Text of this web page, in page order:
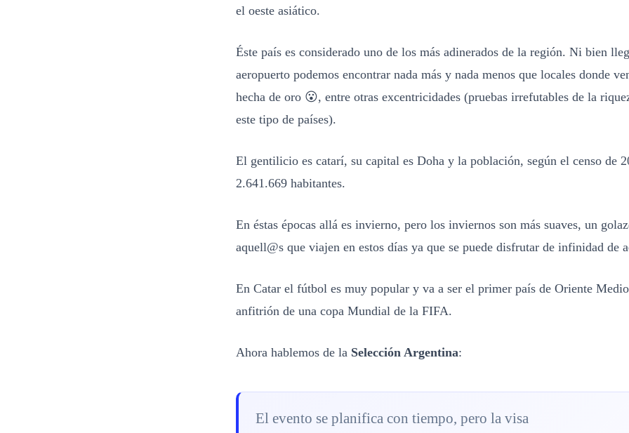
el oeste asiático.
Éste país es considerado uno de los más adinerados de la región. Ni bien
aeropuerto podemos encontrar nada más y nada menos que locales donde
hecha de oro 😮, entre otras excentricidades (pruebas irrefutables de la
este tipo de países).
El gentilicio es catarí, su capital es Doha y la población, según el censo de
2.641.669 habitantes.
En éstas épocas allá es invierno, pero los inviernos son más suaves, un
aquell@s que viajen en estos días ya que se puede disfrutar de infinidad de
En Catar el fútbol es muy popular y va a ser el primer país de Oriente
anfitrión de una copa Mundial de la FIFA.
Ahora hablemos de la Selección Argentina:
El evento se planifica con tiempo, pero la visa